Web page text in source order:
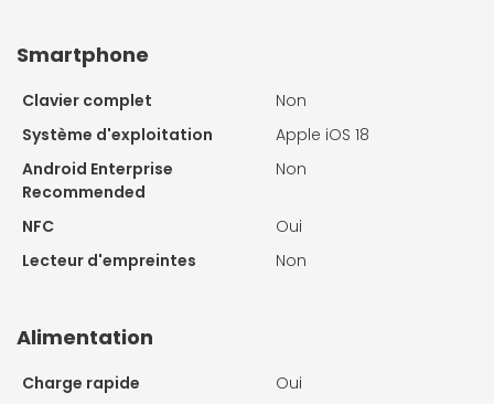
Smartphone
Clavier complet
Non
Système d'exploitation
Apple iOS 18
Android Enterprise
Recommended
Non
NFC
Oui
Lecteur d'empreintes
Non
Alimentation
Charge rapide
Oui